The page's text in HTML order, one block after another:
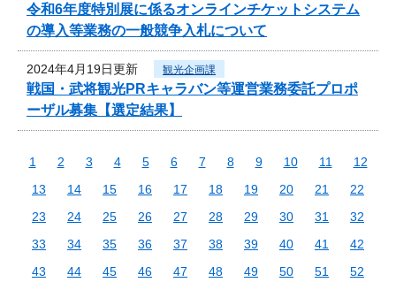
令和6年度特別展に係るオンラインチケットシステム
の導入等業務の一般競争入札について
2024年4月19日更新 観光企画課
戦国・武将観光PRキャラバン等運営業務委託プロポ
ーザル募集【選定結果】
1 2 3 4 5 6 7 8 9 10 11
12
13
14 15 16 17 18 19 20 21
22
23
24 25 26 27 28 29 30 31
32
33
34 35 36 37 38 39 40 41
42
43
44 45 46 47 48 49 50 51
52